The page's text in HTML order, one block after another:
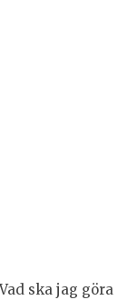
ska jag göra